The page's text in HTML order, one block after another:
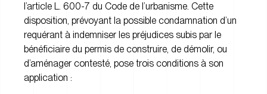
l’article L. 600-7 du Code de l’urbanisme. Cette
disposition, prévoyant la possible condamnation d’un
requérant à indemniser les préjudices subis par le
bénéficiaire du permis de construire, de démolir, ou
d’aménager contesté, pose trois conditions à son
application :